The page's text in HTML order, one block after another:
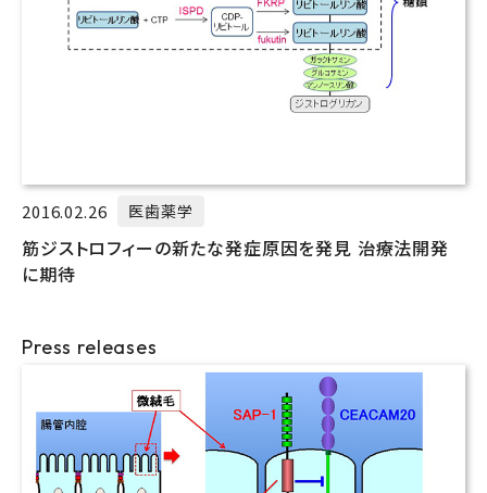
2016.02.26 医歯薬学
筋ジストロフィーの新たな発症原因を発見 治療法開発
に期待
Press releases